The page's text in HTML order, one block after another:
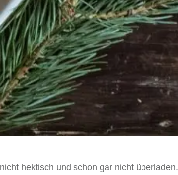
hektisch und schon gar nicht überladen.